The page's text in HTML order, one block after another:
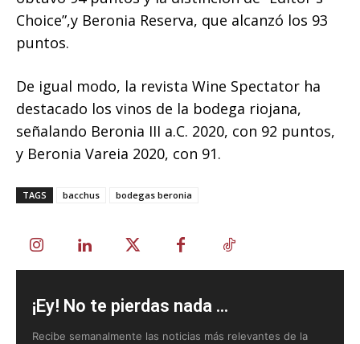
Choice”,y Beronia Reserva, que alcanzó los 93
puntos.
De igual modo, la revista Wine Spectator ha
destacado los vinos de la bodega riojana,
señalando Beronia III a.C. 2020, con 92 puntos,
y Beronia Vareia 2020, con 91.
TAGS bacchus bodegas beronia
¡Ey! No te pierdas nada ...
Recibe semanalmente las noticias más relevantes de la